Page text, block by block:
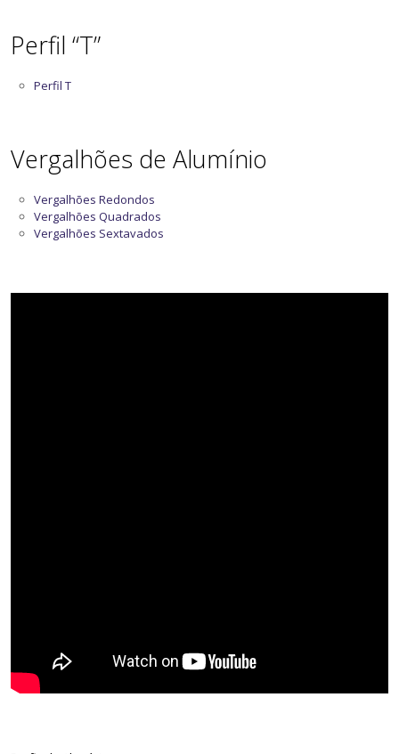
Perfil “T”
Perfil T
Vergalhões de Alumínio
Vergalhões Redondos
Vergalhões Quadrados
Vergalhões Sextavados